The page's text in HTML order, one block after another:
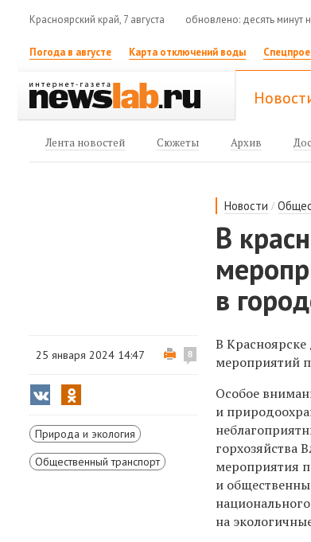
Красноярский край, 7 августа обновлено: десять минут
Погода в августе Карта отключений воды
Лента новостей Сюжеты Архив
Новости /
В
в
25 января 2024 14:47 8
Природа и экология
Общественный транспорт
В Красноярске
мероприятий
Особое
и
горхозяйства
мероприятия
и
на